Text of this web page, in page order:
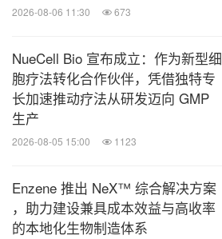
2026-08-06 11:30 673
NueCell Bio 宣布成立：作为新型细
胞疗法转化合作伙伴，凭借独特专
长加速推动疗法从研发迈向 GMP
生产
2026-08-05 15:00 1123
Enzene 推出 NeX™ 综合解决方案
，助力建设兼具成本效益与高收率
的本地化生物制造体系